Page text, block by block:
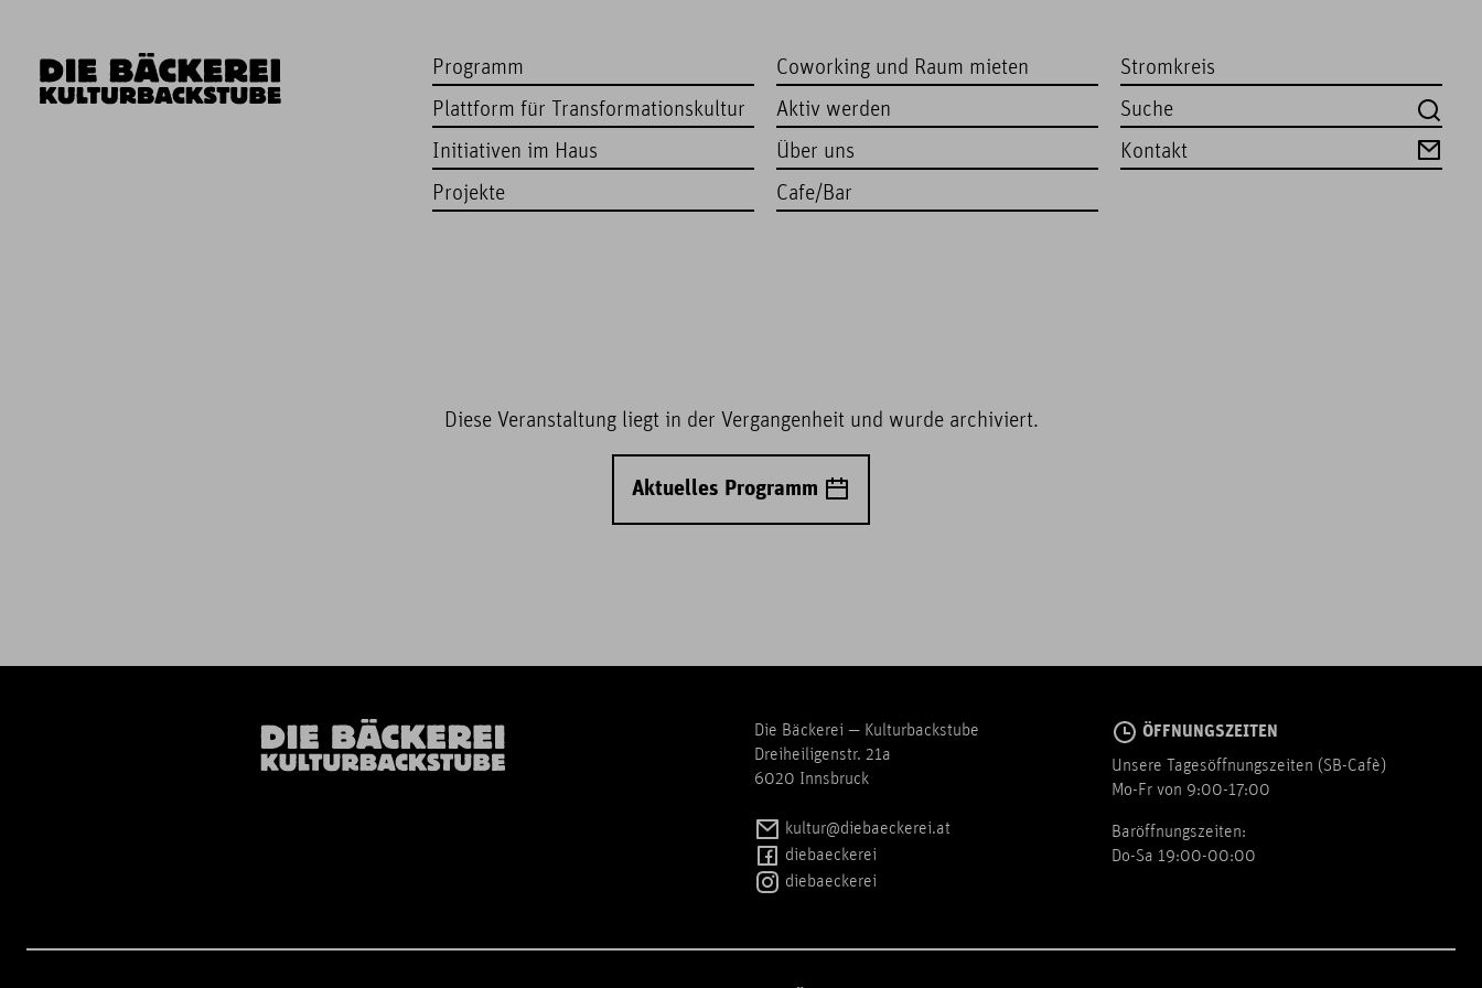
Programm
Plattform für Transformationskultur
Initiativen im Haus
Projekte
Coworking und Raum mieten
Aktiv werden
Über uns
Cafe/Bar
Stromkreis
Kontakt
Diese Veranstaltung liegt in der Vergangenheit und wurde archiviert.
Aktuelles Programm
Die Bäckerei — Kulturbackstube
Dreiheiligenstr. 21a
6020 Innsbruck
kultur@diebaeckerei.at
diebaeckerei
diebaeckerei
ÖFFNUNGSZEITEN
Unsere Tagesöffnungszeiten (SB-Cafè)
Mo-Fr von 9:00-17:00
Baröffnungszeiten:
Do-Sa 19:00-00:00